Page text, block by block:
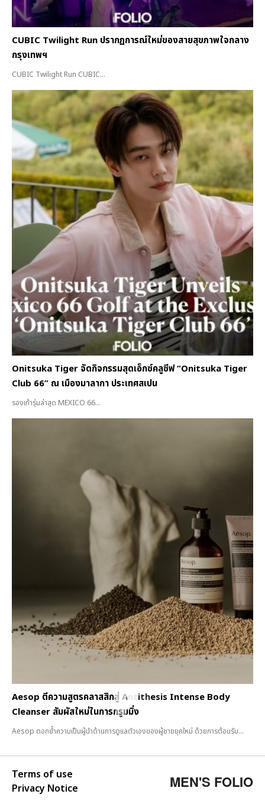
CUBIC Twilight Run ปรากฏการณ์ใหม่ของสายสุขภาพใจกลาง
กรุงเทพฯ
CUBIC Twilight Run CUBIC...
Onitsuka Tiger จัดกิจกรรมสุดเอ็กซ์คลูซีฟ “Onitsuka Tiger
Club 66” ณ เมืองมาลากา ประเทศสเปน
รองเท้ารุ่นล่าสุด MEXICO 66...
Aesop ตีความสูตรคลาสสิกสู่ Antithesis Intense Body
Cleanser สัมผัสใหม่ในการกรูมมิ่ง
Aesop ตอกย้ำความเป็นผู้นำด้านการดูแลตัวเองของผู้ชายยุคใหม่ ด้วยการต้อนรับ...
Terms of use
Privacy Notice
MEN'S FOLIO